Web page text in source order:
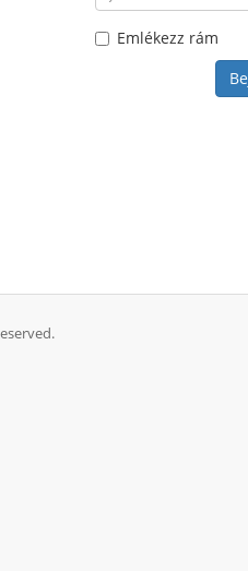
Emlékezz rám